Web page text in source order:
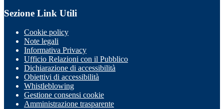
Sezione Link Utili
Cookie policy
Note legali
Informativa Privacy
Ufficio Relazioni con il Pubblico
Dichiarazione di accessibilità
Obiettivi di accessibilità
Whistleblowing
Gestione consensi cookie
Amministrazione trasparente